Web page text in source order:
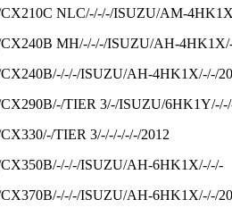
NLC/-/-/-/ISUZU/AM-
MH/-/-/-/ISUZU/AH-
ISUZU/AH-4HK1X/-/-/
TIER 3/-/ISUZU/
TIER 3/-/-/-/-/-/2012
ISUZU/AH-6HK1X/-/-/-
ISUZU/AH-6HK1X/-/-/